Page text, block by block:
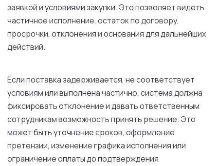
заявкой и условиями закупки. Это позволяет видеть
частичное исполнение, остаток по договору,
просрочки, отклонения и основания для дальнейших
действий.
Если поставка задерживается, не соответствует
условиям или выполнена частично, система должна
фиксировать отклонение и давать ответственным
сотрудникам возможность принять решение. Это
может быть уточнение сроков, оформление
претензии, изменение графика исполнения или
ограничение оплаты до подтверждения